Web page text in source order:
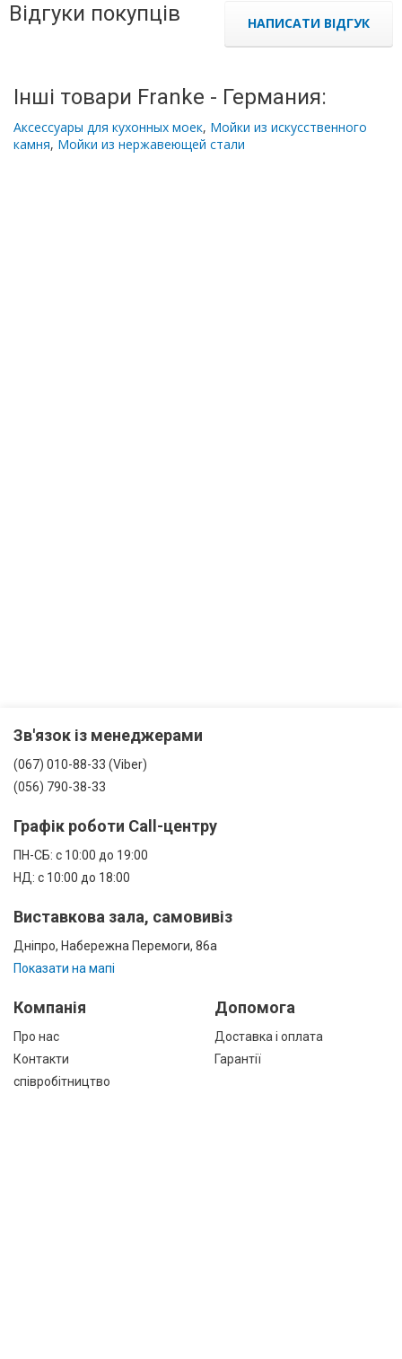
Відгуки покупців НАПИСАТИ ВІДГУК
Інші товари Franke - Германия:
Аксессуары для кухонных моек, Мойки из искусственного
камня, Мойки из нержавеющей стали
Зв'язок із менеджерами
(067) 010-88-33 (Viber)
(056) 790-38-33
Графік роботи Call-центру
ПН-СБ: с 10:00 до 19:00
НД: с 10:00 до 18:00
Виставкова зала, самовивіз
Дніпро, Набережна Перемоги, 86а
Показати на мапі
Компанія
Про нас
Контакти
співробітництво
Допомога
Доставка і оплата
Гарантії